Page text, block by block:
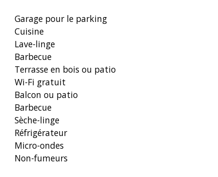
Garage pour le parking
Cuisine
Lave-linge
Barbecue
Terrasse en bois ou patio
Wi-Fi gratuit
Balcon ou patio
Barbecue
Sèche-linge
Réfrigérateur
Micro-ondes
Non-fumeurs